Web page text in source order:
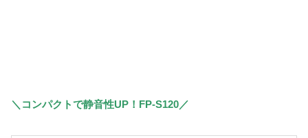
＼コンパクトで静音性UP！FP-S120／